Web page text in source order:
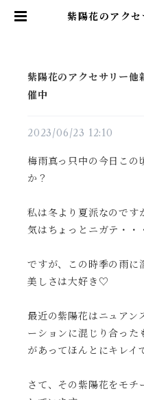
紫陽花のアク
紫陽花のアクセサリー
催中
2023/06/23 12:10
梅雨真っ只中の今日この
か？
私は冬より夏派なのです
気はちょっとニガテ・・
ですが、この時季の雨に
美しさは大好き♡
最近の紫陽花はニュアン
ーションに混じり合った
があってほんとにキレ
さて、その紫陽花をモチ